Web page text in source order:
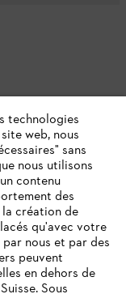
technologies
web, nous
sans
nous utilisons
contenu
des
création de
qu'avec votre
nous et par des
peuvent
en dehors de
Sous